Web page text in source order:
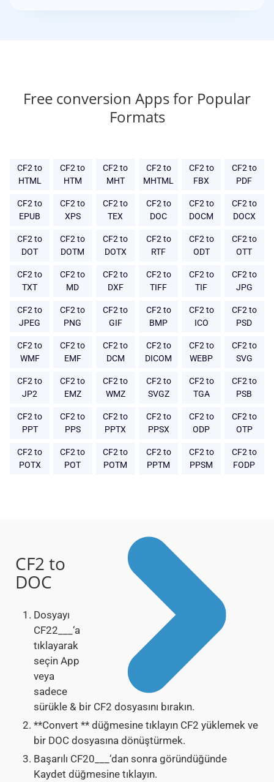
Free conversion Apps for Popular
Formats
CF2 to
HTML
CF2 to
HTM
CF2 to
MHT
CF2 to
MHTML
CF2 to
FBX
CF2 to
PDF
CF2 to
EPUB
CF2 to
XPS
CF2 to
TEX
CF2 to
DOC
CF2 to
DOCM
CF2 to
DOCX
CF2 to
DOT
CF2 to
DOTM
CF2 to
DOTX
CF2 to
RTF
CF2 to
ODT
CF2 to
OTT
CF2 to
TXT
CF2 to
MD
CF2 to
DXF
CF2 to
TIFF
CF2 to
TIF
CF2 to
JPG
CF2 to
JPEG
CF2 to
PNG
CF2 to
GIF
CF2 to
BMP
CF2 to
ICO
CF2 to
PSD
CF2 to
WMF
CF2 to
EMF
CF2 to
DCM
CF2 to
DICOM
CF2 to
WEBP
CF2 to
SVG
CF2 to
JP2
CF2 to
EMZ
CF2 to
WMZ
CF2 to
SVGZ
CF2 to
TGA
CF2 to
PSB
CF2 to
PPT
CF2 to
PPS
CF2 to
PPTX
CF2 to
PPSX
CF2 to
ODP
CF2 to
OTP
CF2 to
POTX
CF2 to
POT
CF2 to
POTM
CF2 to
PPTM
CF2 to
PPSM
CF2 to
FODP
CF2 to
DOC
Dosyayı
CF22___‘a
tıklayarak
seçin App
veya
sadece
sürükle & bir CF2 dosyasını bırakın.
**Convert ** düğmesine tıklayın CF2 yüklemek ve
bir DOC dosyasına dönüştürmek.
Başarılı CF20___‘dan sonra göründüğünde
Kaydet düğmesine tıklayın.